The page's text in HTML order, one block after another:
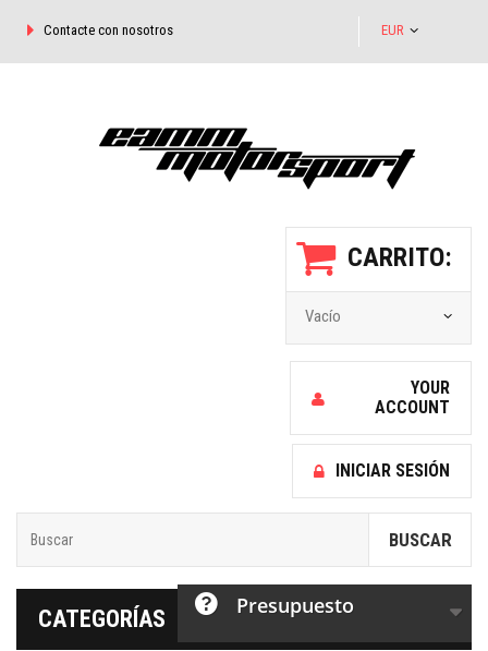
EUR
Contacte con nosotros
CARRITO:
Vacío
YOUR
ACCOUNT
INICIAR SESIÓN
BUSCAR
CATEGORÍAS Presupuesto